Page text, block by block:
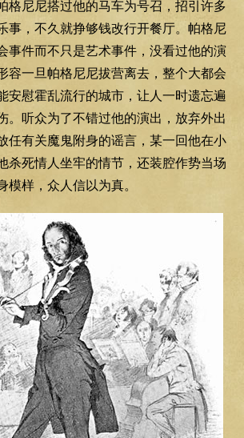
格尼尼搭过他的马车为号召，招引许多
事，不久就挣够钱改行开餐厅。帕格尼
事件而不只是艺术事件，没看过他的演
容一旦帕格尼尼拔营离去，整个大都会
安慰霍乱流行的城市，让人一时遗忘遍
。听众为了不错过他的演出，放弃外出
任有关魔鬼附身的谣言，某一回他在小
杀死情人坐牢的情节，还装腔作势当场
模样，众人信以为真。